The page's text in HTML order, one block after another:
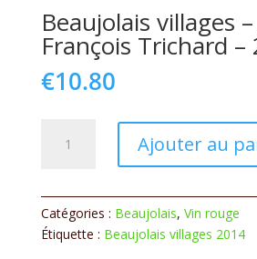
Beaujolais villages
François Trichard –
€10.80
-
Jean-
Ajouter au
Catégories : Beaujolais, Vin rouge
Étiquette : Beaujolais villages 2014